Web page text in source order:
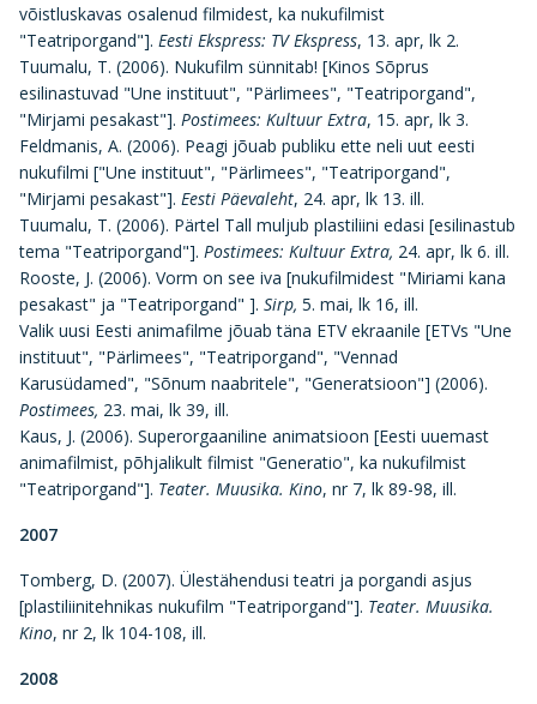
võistluskavas osalenud filmidest, ka nukufilmist
"Teatriporgand"]. Eesti Ekspress: TV Ekspress, 13. apr, lk 2.
Tuumalu, T. (2006). Nukufilm sünnitab! [Kinos Sõprus
esilinastuvad "Une instituut", "Pärlimees", "Teatriporgand",
"Mirjami pesakast"]. Postimees: Kultuur Extra, 15. apr, lk 3.
Feldmanis, A. (2006). Peagi jõuab publiku ette neli uut eesti
nukufilmi ["Une instituut", "Pärlimees", "Teatriporgand",
"Mirjami pesakast"]. Eesti Päevaleht, 24. apr, lk 13. ill.
Tuumalu, T. (2006). Pärtel Tall muljub plastiliini edasi [esilinastub
tema "Teatriporgand"]. Postimees: Kultuur Extra, 24. apr, lk 6. ill.
Rooste, J. (2006). Vorm on see iva [nukufilmidest "Miriami kana
pesakast" ja "Teatriporgand" ]. Sirp, 5. mai, lk 16, ill.
Valik uusi Eesti animafilme jõuab täna ETV ekraanile [ETVs "Une
instituut", "Pärlimees", "Teatriporgand", "Vennad
Karusüdamed", "Sõnum naabritele", "Generatsioon"] (2006).
Postimees, 23. mai, lk 39, ill.
Kaus, J. (2006). Superorgaaniline animatsioon [Eesti uuemast
animafilmist, põhjalikult filmist "Generatio", ka nukufilmist
"Teatriporgand"]. Teater. Muusika. Kino, nr 7, lk 89-98, ill.
2007
Tomberg, D. (2007). Ülestähendusi teatri ja porgandi asjus
[plastiliinitehnikas nukufilm "Teatriporgand"]. Teater. Muusika.
Kino, nr 2, lk 104-108, ill.
2008